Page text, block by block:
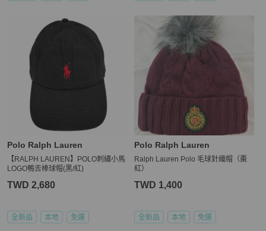
Polo Ralph Lauren
【RALPH LAUREN】POLO刺繡小馬
LOGO鴨舌棒球帽(黑/紅)
TWD 2,680
全新品 本地 免運
Polo Ralph Lauren
Ralph Lauren Polo 毛球針織帽（棗
紅）
TWD 1,400
全新品 本地 免運